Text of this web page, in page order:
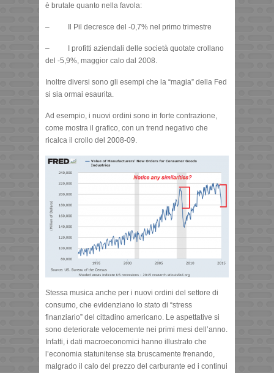
è brutale quanto nella favola:
– Il Pil decresce del -0,7% nel primo trimestre
– I profitti aziendali delle società quotate crollano
del -5,9%, maggior calo dal 2008.
Inoltre diversi sono gli esempi che la “magia” della Fed
si sia ormai esaurita.
Ad esempio, i nuovi ordini sono in forte contrazione,
come mostra il grafico, con un trend negativo che
ricalca il crollo del 2008-09.
Stessa musica anche per i nuovi ordini del settore di
consumo, che evidenziano lo stato di “stress
finanziario” del cittadino americano. Le aspettative si
sono deteriorate velocemente nei primi mesi dell’anno.
Infatti, i dati macroeconomici hanno illustrato che
l’economia statunitense sta bruscamente frenando,
malgrado il calo del prezzo del carburante ed i continui